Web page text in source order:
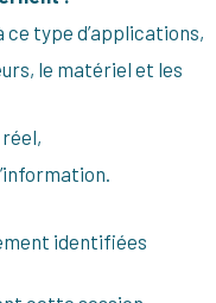
type d’applications,
le matériel et les
identifiées